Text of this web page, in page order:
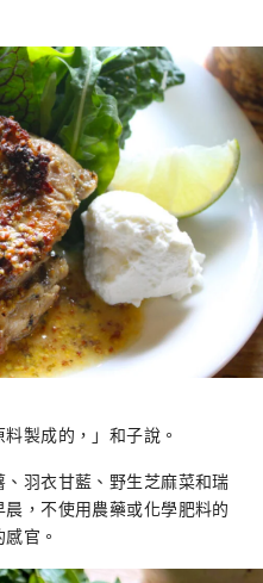
製成的，」和子說。
羽衣甘藍、野生芝麻菜和瑞
，不使用農藥或化學肥料的
官。